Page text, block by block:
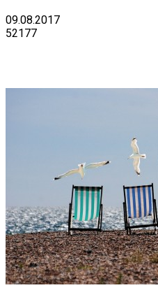
09.08.2017
52177